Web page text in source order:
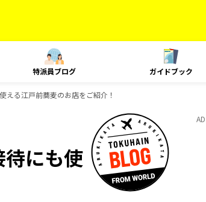
特派員ブログ ガイドブック
える江戸前蕎麦のお店をご紹介！
にも使
AD